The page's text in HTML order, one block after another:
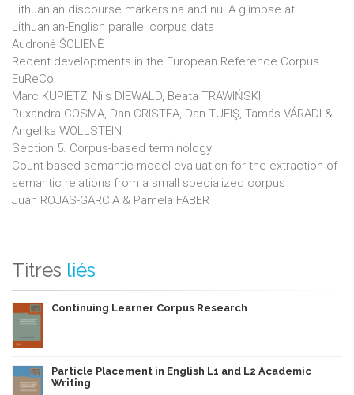
Lithuanian discourse markers na and nu: A glimpse at
Lithuanian-English parallel corpus data
Audronė ŠOLIENĖ
Recent developments in the European Reference Corpus
EuReCo
Marc KUPIETZ, Nils DIEWALD, Beata TRAWIŃSKI,
Ruxandra COSMA, Dan CRISTEA, Dan TUFIŞ, Tamás VÁRADI &
Angelika WÖLLSTEIN
Section 5. Corpus-based terminology
Count-based semantic model evaluation for the extraction of
semantic relations from a small specialized corpus
Juan ROJAS-GARCIA & Pamela FABER
Titres liés
Continuing Learner Corpus Research
Particle Placement in English L1 and L2 Academic
Writing